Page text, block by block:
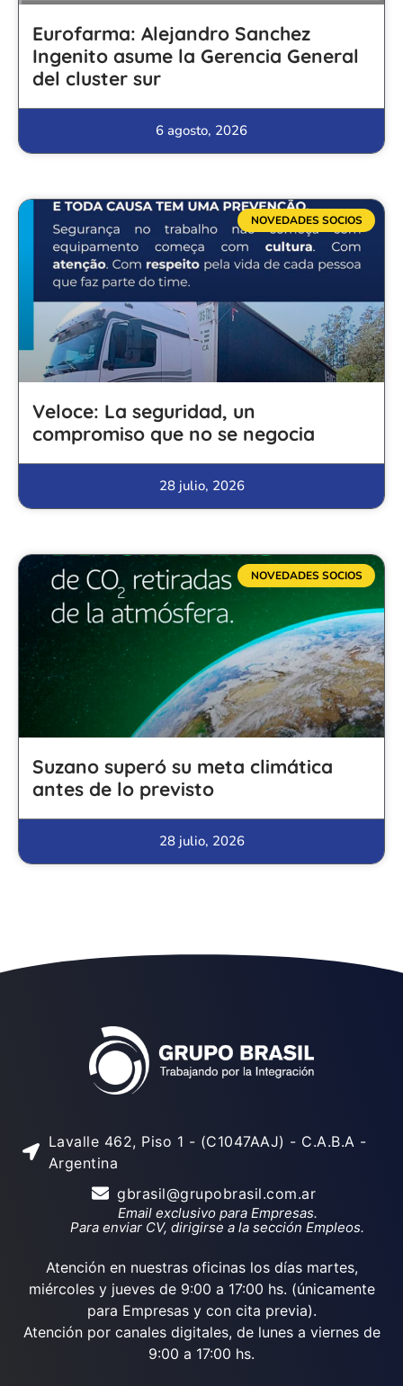
Eurofarma: Alejandro Sanchez
Ingenito asume la Gerencia General
del cluster sur
6 agosto, 2026
NOVEDADES SOCIOS
Veloce: La seguridad, un
compromiso que no se negocia
28 julio, 2026
NOVEDADES SOCIOS
Suzano superó su meta climática
antes de lo previsto
28 julio, 2026
Lavalle 462, Piso 1 - (C1047AAJ) - C.A.B.A -
Argentina
gbrasil@grupobrasil.com.ar
Email exclusivo para Empresas.
Para enviar CV, dirigirse a la sección Empleos.
Atención en nuestras oficinas los días martes,
miércoles y jueves de 9:00 a 17:00 hs. (únicamente
para Empresas y con cita previa).
Atención por canales digitales, de lunes a viernes de
9:00 a 17:00 hs.